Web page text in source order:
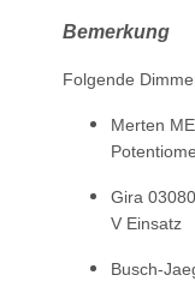
Bemerkung
Folgende
Merten
Gira
V Einsatz
Busch-